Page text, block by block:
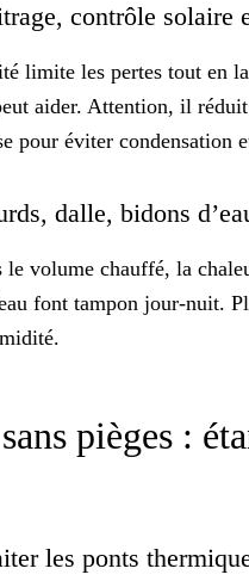
contrôle solaire
limite les pertes tout en
aider. Attention, il
pour éviter condensation
dalle, bidons
le volume chauffé, la
font tampon jour-nuit.
pièges :
les ponts